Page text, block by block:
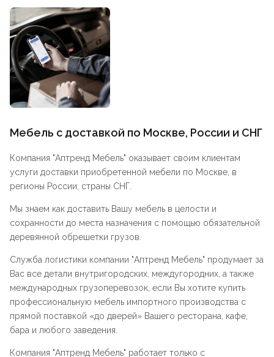
Мебель с доставкой по Москве, России и СНГ
Компания "Аптренд Мебель" оказывает своим клиентам
услуги доставки приобретенной мебели по Москве, в
регионы России, страны СНГ.
Мы знаем как доставить Вашу мебель в целости и
сохранности до места назначения с помощью обязательной
деревянной обрешетки грузов.
Служба логистики компании "Аптренд Мебель" продумает за
Вас все детали внутригородских, междугородних, а также
международных грузоперевозок, если Вы хотите купить
профессиональную мебель импортного производства с
прямой поставкой «до дверей» Вашего ресторана, кафе,
бара и любого заведения.
Компания "Аптренд Мебель" работает только с